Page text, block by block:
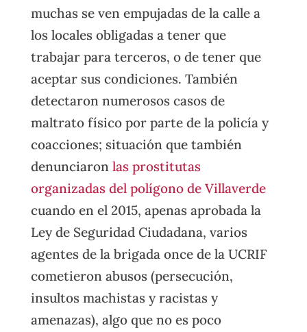
muchas se ven empujadas de la calle a
los locales obligadas a tener que
trabajar para terceros, o de tener que
aceptar sus condiciones. También
detectaron numerosos casos de
maltrato físico por parte de la policía y
coacciones; situación que también
denunciaron las prostitutas
organizadas del polígono de Villaverde
cuando en el 2015, apenas aprobada la
Ley de Seguridad Ciudadana, varios
agentes de la brigada once de la UCRIF
cometieron abusos (persecución,
insultos machistas y racistas y
amenazas), algo que no es poco